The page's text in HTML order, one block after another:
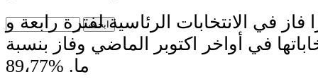
في الانتخابات الرئاسية لفترة رابعة و
في أواخر اكتوبر الماضي وفاز بنسبة
89،77‎%‎ .ما